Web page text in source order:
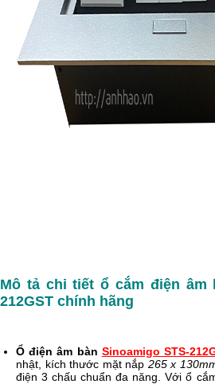
Mô tả chi tiết ổ cắm điện âm
212GST chính hãng
Ổ điện âm bàn Sinoamigo STS-
nhật, kích thước mặt nắp 265 x
điện 3 chấu chuẩn đa năng. Với ổ